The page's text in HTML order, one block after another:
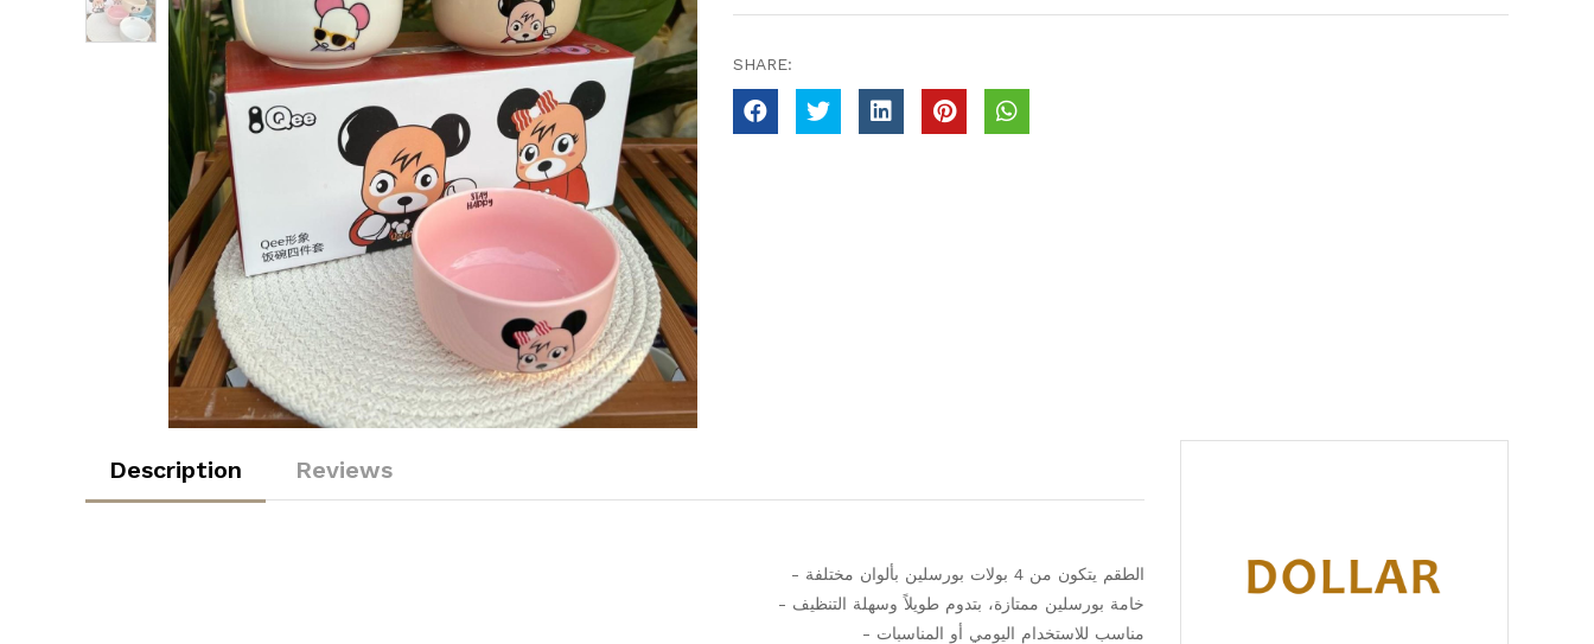
SHARE:
Description Reviews
- الطقم يتكون من 4 بولات بورسلين بألوان مختلفة
- خامة بورسلين ممتازة، بتدوم طويلاً وسهلة التنظيف
- مناسب للاستخدام اليومي أو المناسبات